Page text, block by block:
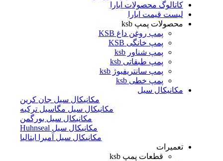
کاتالوگ محصولات ابارا
لیست قیمت ابارا
محصولات پمپ ksb
پمپ روغن داغ KSB
پمپ خانگی KSB
پمپ شناور ksb
پمپ طبقاتی ksb
پمپ سانتریفیوژ ksb
پمپ خطی ksb
مکانیکال سیل
مکانیکال سیل جان کرین
مکانیکال سیل مگاسیل ترکیه
مکانیکال سیل بورگمن
مکانیکال سیل Huhnseal
مکانیکال سیل آمبرا ایتالیا
تعمیرات
قطعات پمپ ksb